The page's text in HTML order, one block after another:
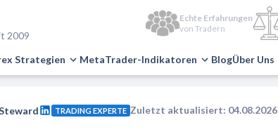
2009
Echte Erfahrungen
von Tradern
Strategien MetaTrader-Indikatoren BlogÜber Uns
TRADING EXPERTE Zuletzt aktualisiert: 04.08.2026